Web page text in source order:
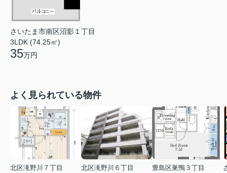
さいたま市南区沼影１丁目
3LDK (74.25㎡)
35万円
よく見られている物件
北区滝野川７丁目
北区滝野川６丁目
豊島区巣鴨３丁目